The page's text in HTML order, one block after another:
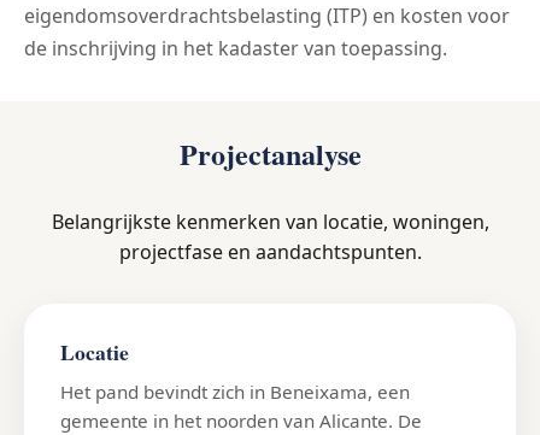
eigendomsoverdrachtsbelasting (ITP) en kosten voor
de inschrijving in het kadaster van toepassing.
Projectanalyse
Belangrijkste kenmerken van locatie, woningen,
projectfase en aandachtspunten.
Locatie
Het pand bevindt zich in Beneixama, een
gemeente in het noorden van Alicante. De